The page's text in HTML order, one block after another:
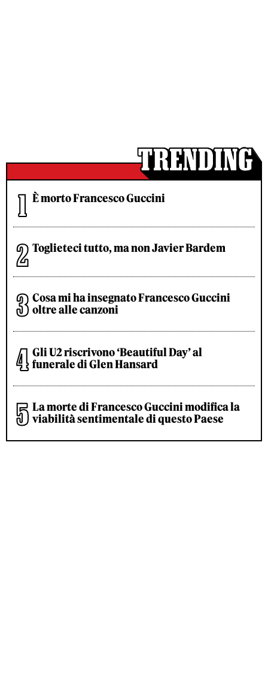
È morto Francesco Guccini
Toglieteci tutto, ma non Javier Bardem
Cosa mi ha insegnato Francesco Guccini
oltre alle canzoni
Gli U2 riscrivono ‘Beautiful Day’ al
funerale di Glen Hansard
La morte di Francesco Guccini modifica la
viabilità sentimentale di questo Paese